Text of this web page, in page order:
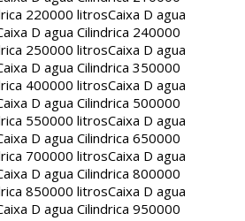
220000 litrosCaixa D agua
D agua Cilindrica 240000
250000 litrosCaixa D agua
D agua Cilindrica 350000
400000 litrosCaixa D agua
D agua Cilindrica 500000
550000 litrosCaixa D agua
D agua Cilindrica 650000
700000 litrosCaixa D agua
D agua Cilindrica 800000
850000 litrosCaixa D agua
D agua Cilindrica 950000